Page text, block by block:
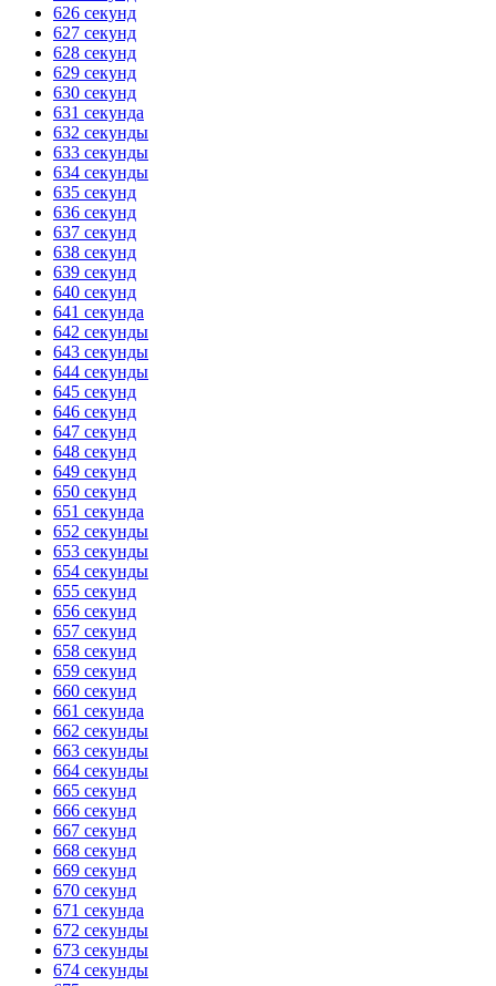
626 секунд
627 секунд
628 секунд
629 секунд
630 секунд
631 секунда
632 секунды
633 секунды
634 секунды
635 секунд
636 секунд
637 секунд
638 секунд
639 секунд
640 секунд
641 секунда
642 секунды
643 секунды
644 секунды
645 секунд
646 секунд
647 секунд
648 секунд
649 секунд
650 секунд
651 секунда
652 секунды
653 секунды
654 секунды
655 секунд
656 секунд
657 секунд
658 секунд
659 секунд
660 секунд
661 секунда
662 секунды
663 секунды
664 секунды
665 секунд
666 секунд
667 секунд
668 секунд
669 секунд
670 секунд
671 секунда
672 секунды
673 секунды
674 секунды